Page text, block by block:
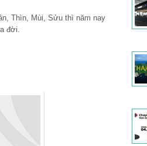
Thìn, Mùi, Sửu thì năm nay
đời.